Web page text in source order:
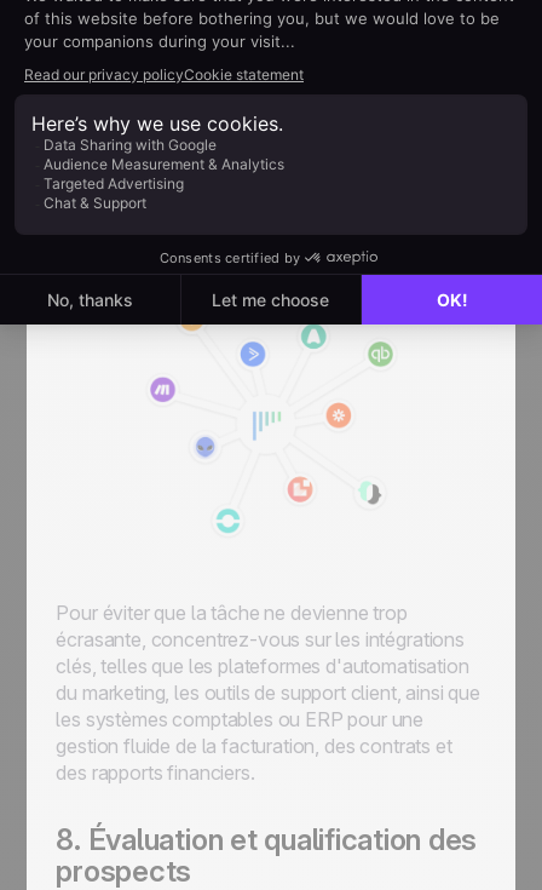
Les équipes de vente d’aujourd’hui, ultra-
connectées et agiles, s'appuient sur une multitude
d'outils pour gérer divers aspects de leur flux de
travail, qu'il s'agisse de l'automatisation, du
marketing ou du support client. Si votre logiciel de
gestion des ventes ne peut pas servir de point
central efficace pour intégrer ces différents
programmes auxiliaires, vous risquez de
Pour éviter que la tâche ne devienne trop
écrasante, concentrez-vous sur les intégrations
clés, telles que les plateformes d'automatisation
du marketing, les outils de support client, ainsi que
les systèmes comptables ou ERP pour une
gestion fluide de la facturation, des contrats et
des rapports financiers.
8. Évaluation et qualification des
prospects